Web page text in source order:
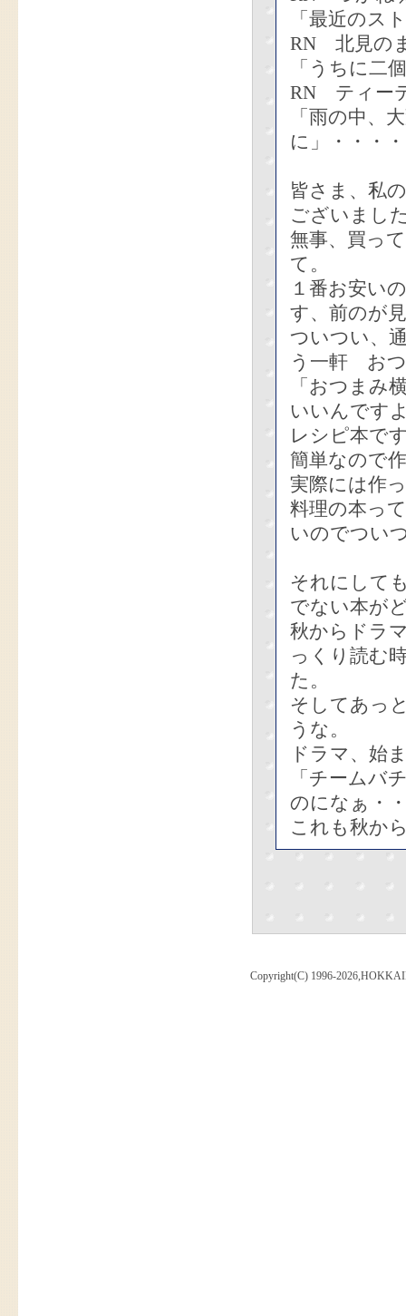
「最近のス
RN 北見の
「うちに二
RN ティー
「雨の中、
に」・・・
皆さま、私
ございまし
無事、買っ
て。
１番お安い
す、前のが
ついつい、
う一軒 おつ
「おつまみ
いいんです
レシピ本で
簡単なので
実際には作
料理の本っ
いのでつい
それにして
でない本が
秋からドラ
っくり読む
た。
そしてあっ
うな。
ドラマ、始
「チームバ
のになぁ・
これも秋か
Copyright(C) 1996-